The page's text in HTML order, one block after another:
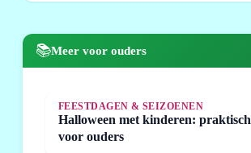
📚Meer voor ouders
FEESTDAGEN & SEIZOENEN
Halloween met kinderen:
voor ouders